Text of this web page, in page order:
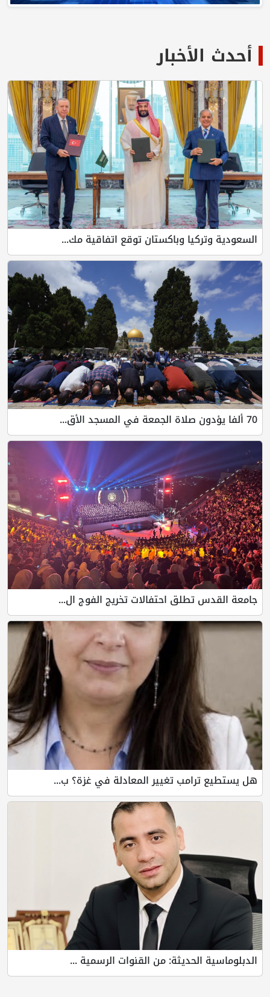
أحدث الأخبار
السعودية وتركيا وباكستان توقع اتفاقية مك...
70 ألفا يؤدون صلاة الجمعة في المسجد الأق...
جامعة القدس تطلق احتفالات تخريج الفوج ال...
هل يستطيع ترامب تغيير المعادلة في غزة؟ ب...
الدبلوماسية الحديثة: من القنوات الرسمية ...